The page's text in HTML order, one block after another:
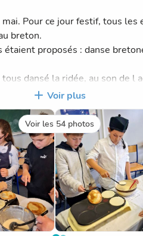
Pour ce jour festif, tous
breton.
proposés : danse
dansé la ridée, au son de l
Voir plus
Voir les 54 photos